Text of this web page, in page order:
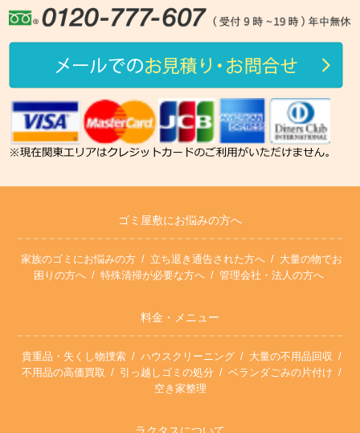
ゴミ屋敷にお悩みの方へ
家族のゴミにお悩みの方 立ち退き通告された方へ
大量の物でお
困りの方へ
特殊清掃が必要な方へ 管理会社・法人の方へ
料金・メニュー
貴重品・失くし物捜索 ハウスクリーニング
大量の不用品回収
不用品の高価買取
引っ越しゴミの処分
ベランダごみの片付け
空き家整理